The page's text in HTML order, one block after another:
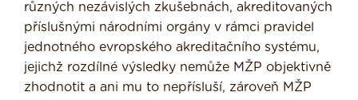
různých nezávislých zkušebnách, akreditovaných
příslušnými národními orgány v rámci pravidel
jednotného evropského akreditačního systému,
jejichž rozdílné výsledky nemůže MŽP objektivně
zhodnotit a ani mu to nepřísluší, zároveň MŽP